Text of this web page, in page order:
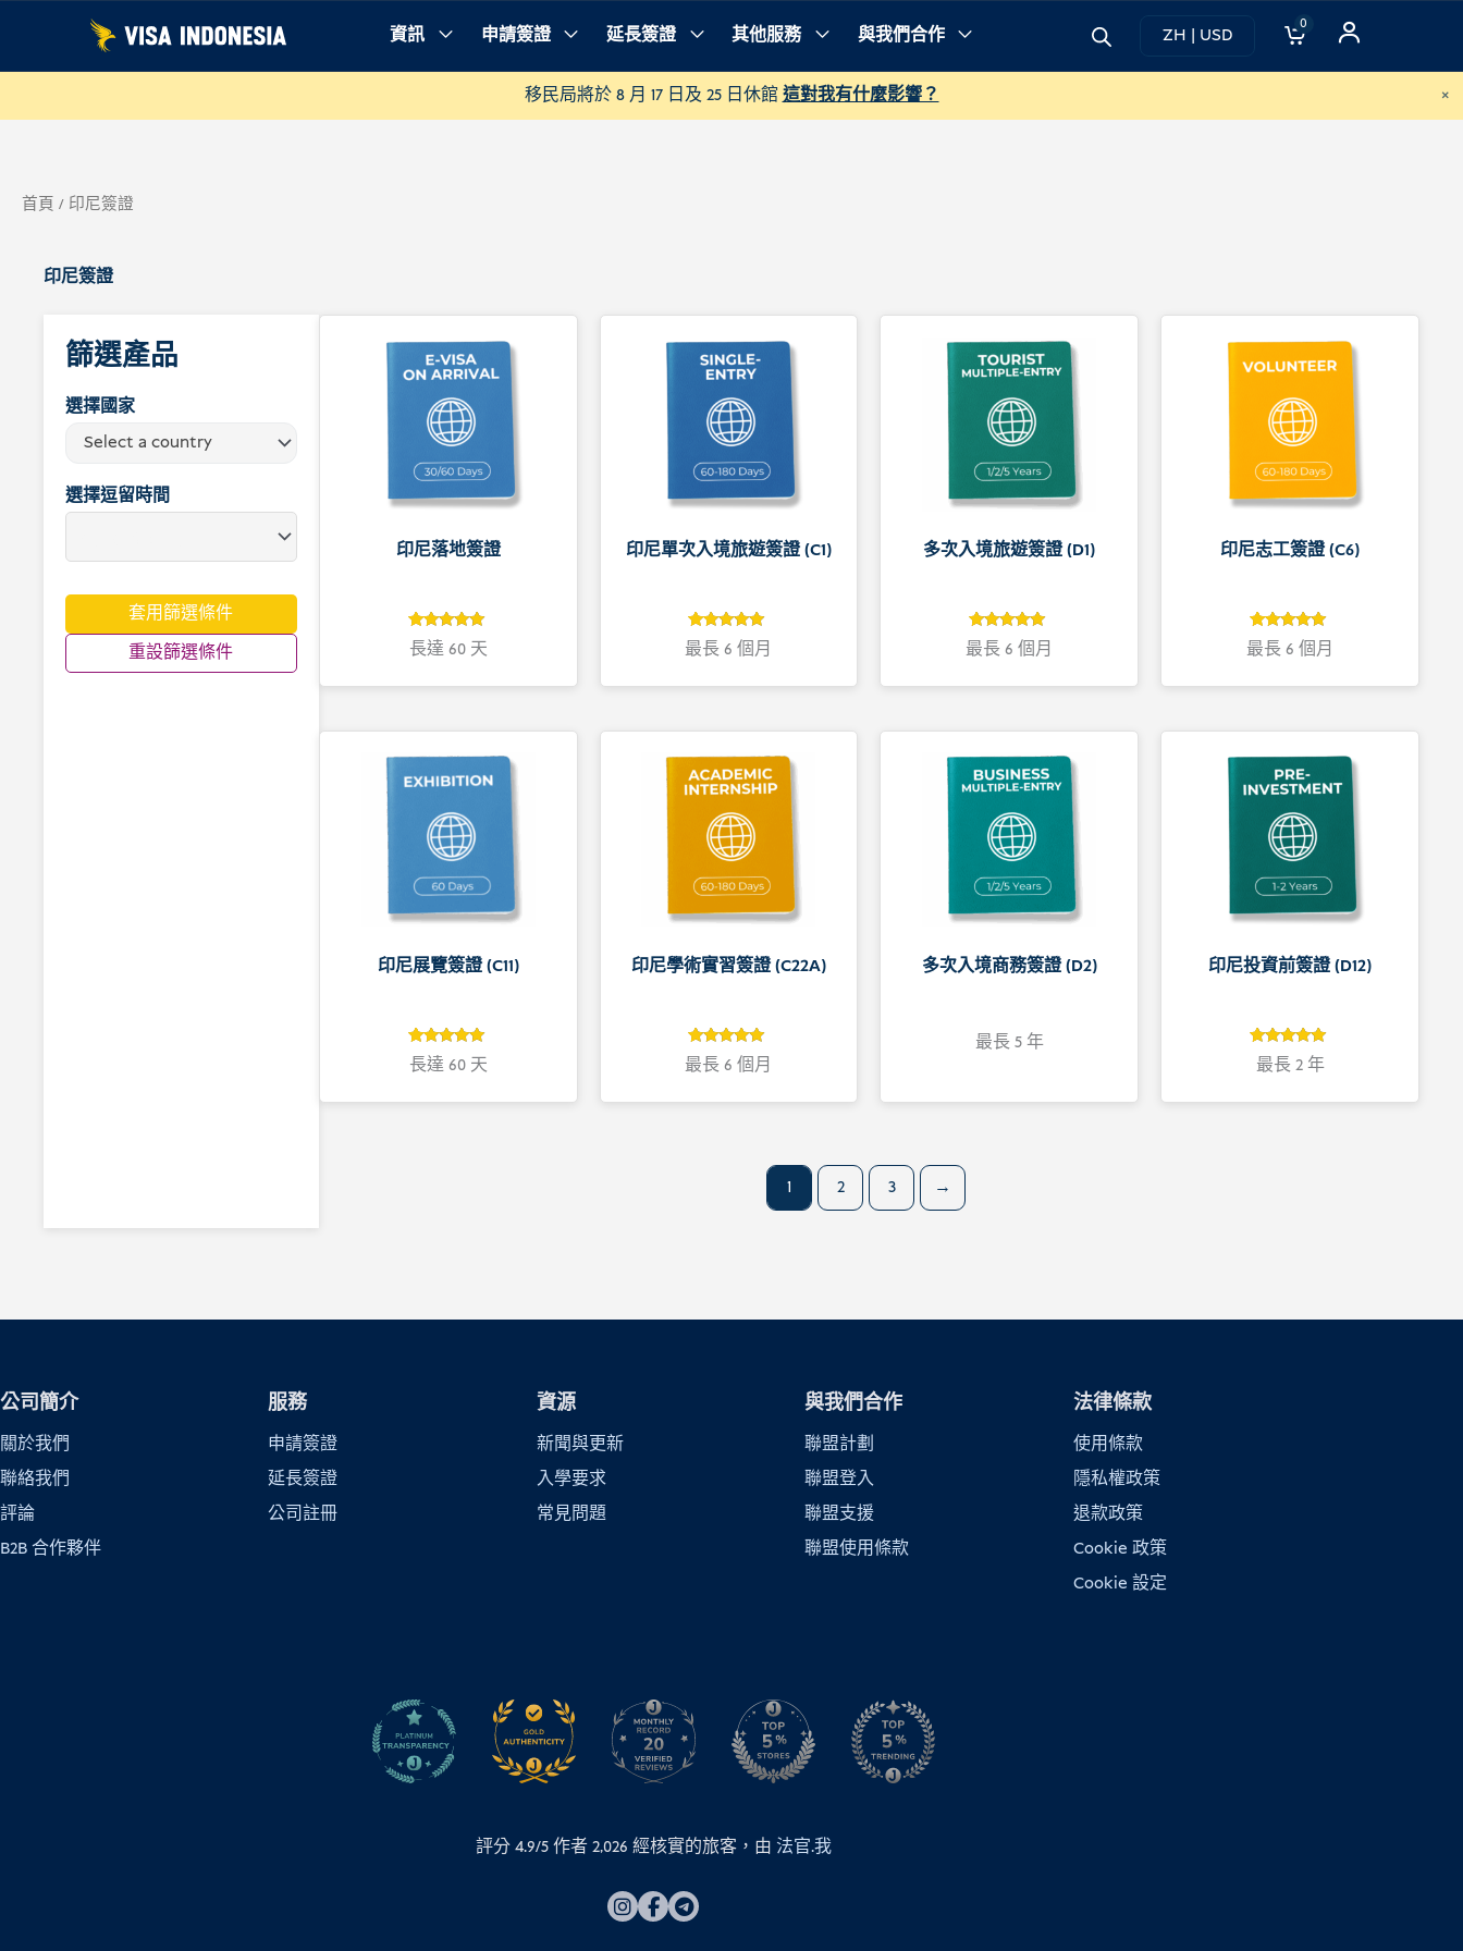
內
資訊 申請簽證 延長簽證 其他服務 與我們合作 ZH | USD
0
移民局將於 8 月 17 日及 25 日休館 這對我有什麼影響？ ×
首頁 / 印尼簽證
印尼簽證
篩選產品
選擇國家
Select a country
選擇逗留時間
套用篩選條件
重設篩選條件
印尼落地簽證
評分
4.9
4.9
位顧客進行
長達 60 天
印尼單次入境旅遊簽證 (C1)
評分
4.9
4.9
位顧客進行
最長 6 個月
多次入境旅遊簽證 (D1)
評分
5
5
位顧客進行
最長 6 個月
印尼志工簽證 (C6)
評分
4.9
4.9
位顧客進行
最長 6 個月
印尼展覽簽證 (C11)
評分
4.8
4.8
位顧客進行
長達 60 天
印尼學術實習簽證 (C22A)
評分
5
5
位顧客進行
最長 6 個月
多次入境商務簽證 (D2)
最長 5 年
印尼投資前簽證 (D12)
評分
5
位顧客進行
最長 2 年
1 2 3 →
公司簡介
關於我們
聯絡我們
評論
B2B 合作夥伴
服務
申請簽證
延長簽證
公司註冊
資源
新聞與更新
入學要求
常見問題
與我們合作
聯盟計劃
聯盟登入
聯盟支援
聯盟使用條款
法律條款
使用條款
隱私權政策
退款政策
Cookie 政策
Cookie 設定
評分 4.9/5 作者2,026 經核實的旅客，由 法官.我